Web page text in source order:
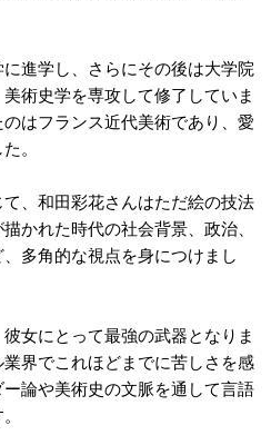
進学し、さらにその後は大学院
術史学を専攻して修了していま
はフランス近代美術であり、愛
。
、和田彩花さんはただ絵の技法
かれた時代の社会背景、政治、
多角的な視点を身につけまし
女にとって最強の武器となりま
界でこれほどまでに苦しさを感
論や美術史の文脈を通して言語